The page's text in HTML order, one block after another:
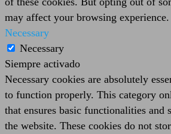
may affect your browsing experience.
Necessary
Necessary
Siempre activado
Necessary cookies are absolutely
to function properly. This category
that ensures basic functionalities and
the website. These cookies do not